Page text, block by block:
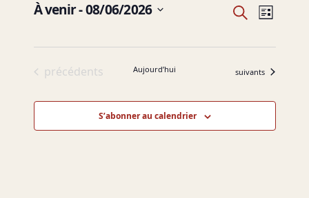
et
Recherche
de
vues
Liste
À venir - 08/06/2026
une
Évènements
précédents Aujourd’hui Évènements
suivants
S’abonner au calendrier